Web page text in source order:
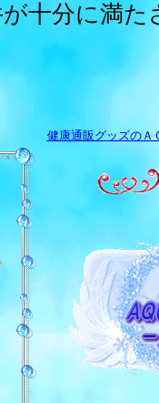
十分に満
健康通販グッズのＡ